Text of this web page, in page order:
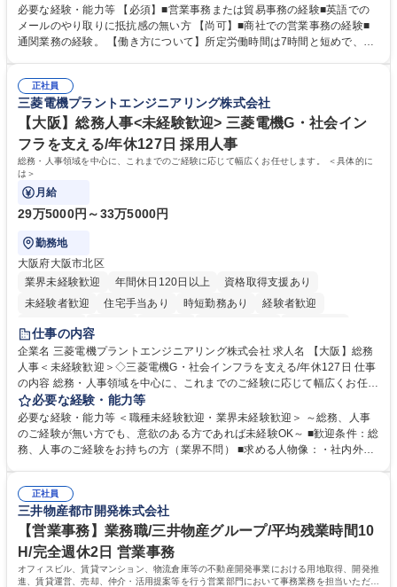
調整まで幅広く対応し、当社事業の根幹を支えていただきます。 ■受発注
業務、請求書発行 ■海外工場とのスケジュール調整 ■在庫管理 ■輸入書類
の確認・作成 ■配送手配 ■通関業者を通して行う輸出入業全般 ■倉庫との
ルプロデュースしているため、商品に関わる全ての業務をサポート頂きま
す。 募集職種 東京都中央区【営業事務・貿易事務】食品商社/残業少なめ/
リモート等相談可
必要な経験・能力等 【必須】■営業事務または貿易事務の経験■英語での
メールのやり取りに抵抗感の無い方 【尚可】■商社での営業事務の経験■
通関業務の経験。 【働き方について】所定労働時間は7時間と短めで、残
の強み】1991年の設立以来、外食産業を中心としたお客様の多様なニー
ズに沿った冷凍水産物等の生産・輸入・販売を一貫して手掛けています。
自社工場と海外拠点の強固な連携によるワンストップサービスが最大の強
みです。 学歴・資格 学歴：大学院 大学 語学力：英語 資格：
正社員
三菱電機プラントエンジニアリング株式会社
【大阪】総務人事<未経験歓迎> 三菱電機G・社会イン
フラを支える/年休127日 採用人事
総務・人事領域を中心に、これまでのご経験に応じて幅広くお任せします。 ＜具体的に
は＞
月給
29万5000円～33万5000円
勤務地
大阪府大阪市北区
業界未経験歓迎
年間休日120日以上
資格取得支援あり
未経験者歓迎
住宅手当あり 時短勤務あり
経験者歓迎
退職金あり
駅近5分以内
土日祝休み 服装自由 寮・社宅あり 食事補助あり
仕事の内容
企業名 三菱電機プラントエンジニアリング株式会社 求人名 【大阪】総務
人事＜未経験歓迎＞◇三菱電機G・社会インフラを支える/年休127日 仕事
の内容 総務・人事領域を中心に、これまでのご経験に応じて幅広くお任せ
します。 ＜具体的には＞ ・総務/人事労務（給与・社保・勤怠管理など）
・採用・教育研修 ・福利厚生運用 など ※基本的には事務所勤務ですが、
採用や教育等の業務内容により、関西圏以外への日帰り・宿泊を伴う国内
出張もございます。 ※担当業務を持ちつつ、お互いに助け合いながら、総
必要な経験・能力等
必要な経験・能力等 ＜職種未経験歓迎・業界未経験歓迎＞ ～総務、人事
のご経験が無い方でも、意欲のある方であれば未経験OK～ ■歓迎条件：総
務、人事のご経験をお持ちの方（業界不問） ■求める人物像：・社内外の
正社員
三井物産都市開発株式会社
【営業事務】業務職/三井物産グループ/平均残業時間10
H/完全週休2日 営業事務
オフィスビル、賃貸マンション、物流倉庫等の不動産開発事業における用地取得、開発推
進、賃貸運営、売却、仲介・活用提案等を行う営業部門において事務業務を担当いただき